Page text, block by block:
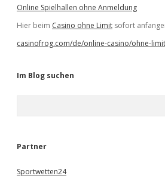
Online Spielhallen ohne Anmeldung
Hier beim Casino ohne Limit sofort
casinofrog.com/de/online-casino/ohne-
Im Blog suchen
e
Partner
Sportwetten24